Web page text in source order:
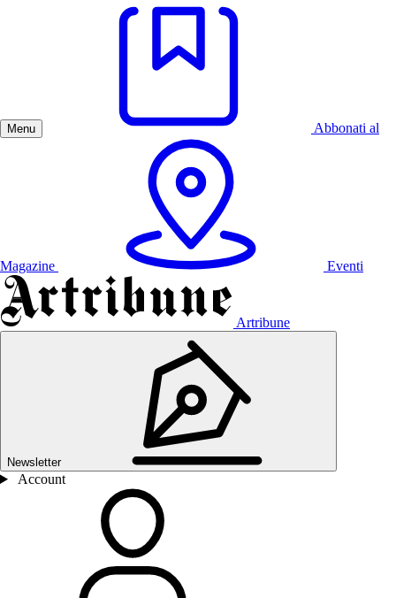
Menu Abbonati al
Magazine Eventi
Artribune
Newsletter
Account